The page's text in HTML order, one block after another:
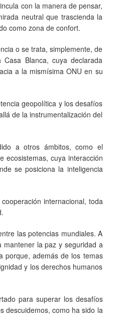
con la manera de pensar,
neutral que trascienda la
como zona de confort.
o se trata, simplemente, de
Blanca, cuya declarada
a la mismísima ONU en su
geopolítica y los desafíos
de la instrumentalización del
a otros ámbitos, como el
ecosistemas, cuya interacción
se posiciona la inteligencia
internacional, toda
las potencias mundiales. A
mantener la paz y seguridad a
porque, además de los temas
y los derechos humanos
para superar los desafíos
descuidemos, como ha sido la